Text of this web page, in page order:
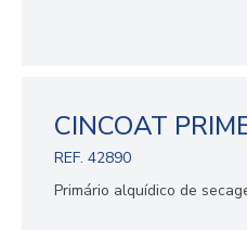
CINCOAT
REF. 42890
Primário alquídico de